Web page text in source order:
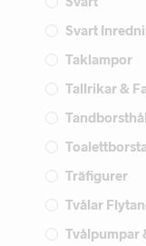
Svart
Taklampor
Tallrikar &
Träfigurer
Tvålar
Tvålpumpar